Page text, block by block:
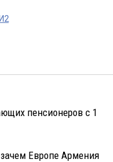
пенсионеров с 1
Европе Армения